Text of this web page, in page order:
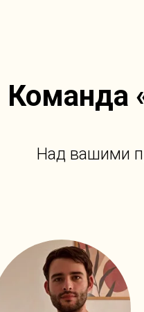
Над вашими